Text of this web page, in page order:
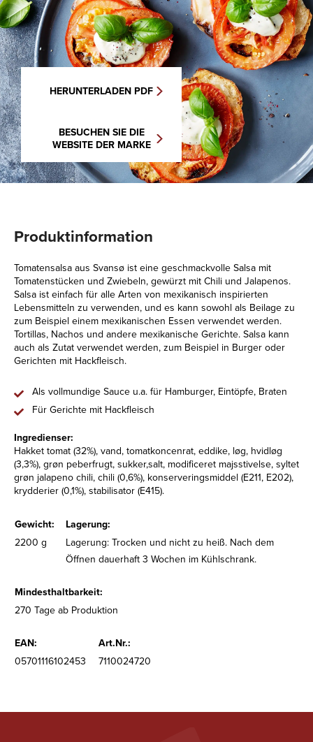
HERUNTERLADEN PDF
BESUCHEN SIE DIE
WEBSITE DER MARKE
Produktinformation
Tomatensalsa aus Svansø ist eine geschmackvolle Salsa mit
Tomatenstücken und Zwiebeln, gewürzt mit Chili und Jalapenos.
Salsa ist einfach für alle Arten von mexikanisch inspirierten
Lebensmitteln zu verwenden, und es kann sowohl als Beilage zu
zum Beispiel einem mexikanischen Essen verwendet werden.
Tortillas, Nachos und andere mexikanische Gerichte. Salsa kann
auch als Zutat verwendet werden, zum Beispiel in Burger oder
Gerichten mit Hackfleisch.
Als vollmundige Sauce u.a. für Hamburger, Eintöpfe, Braten
Für Gerichte mit Hackfleisch
Ingredienser:
Hakket tomat (32%), vand, tomatkoncenrat, eddike, løg, hvidløg
(3,3%), grøn peberfrugt, sukker,salt, modificeret majsstivelse, syltet
grøn jalapeno chili, chili (0,6%), konserveringsmiddel (E211, E202),
krydderier (0,1%), stabilisator (E415).
Gewicht:
Lagerung:
2200 g
Lagerung: Trocken und nicht zu heiß. Nach dem
Öffnen dauerhaft 3 Wochen im Kühlschrank.
Mindesthaltbarkeit:
270 Tage ab Produktion
EAN:
Art.Nr.:
05701116102453
7110024720